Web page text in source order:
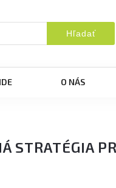
Hľadať
O NÁS
STRATÉGIA